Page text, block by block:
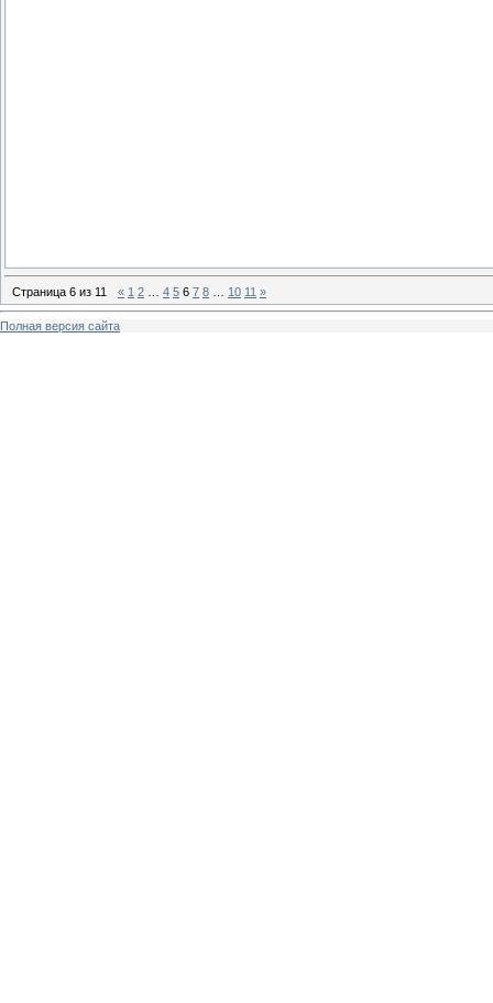
Страница 6 из 11 « 1 2 4 5 6 7 8 10 11 »
Полная версия сайта